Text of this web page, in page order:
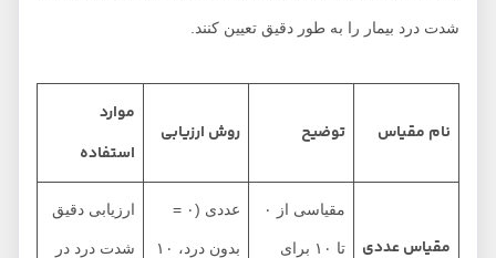
شدت درد بیمار را به‌ طور دقیق تعیین کنند.
نام مقیاس توضیح روش ارزیابی
موارد
استفاده
مقیاس عددی
مقیاسی از ۰
تا ۱۰ برای
عددی (۰ =
بدون درد، ۱۰
ارزیابی دقیق
شدت درد در